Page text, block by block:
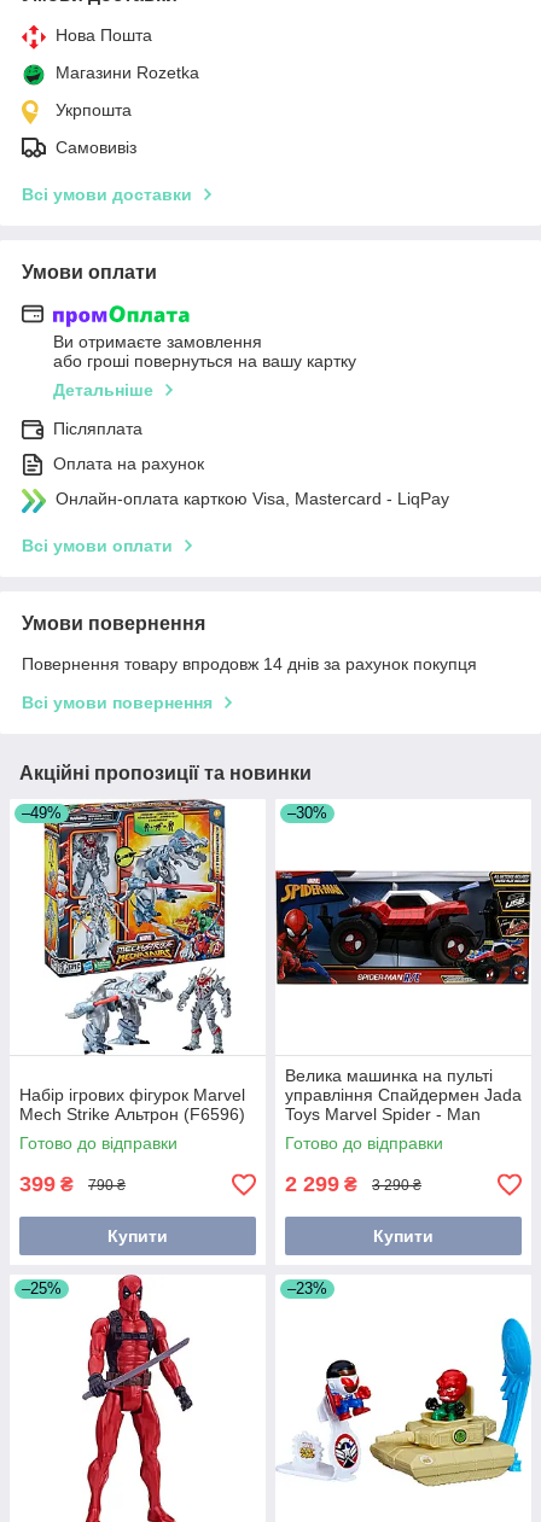
Нова Пошта
Магазини Rozetka
Укрпошта
Самовивіз
Всі умови доставки
Умови оплати
Ви отримаєте замовлення
або гроші повернуться на вашу картку
Детальніше
Післяплата
Оплата на рахунок
Онлайн-оплата карткою Visa, Mastercard - LiqPay
Всі умови оплати
Умови повернення
Повернення товару впродовж 14 днів за рахунок покупця
Всі умови повернення
Акційні пропозиції та новинки
–49%
Набір ігрових фігурок Marvel
Mech Strike Альтрон (F6596)
Готово до відправки
399 ₴ 790 ₴
Купити
–30%
Велика машинка на пульті
управління Спайдермен Jada
Toys Marvel Spider - Man
Buggy RC 1:14 30997
Готово до відправки
2 299 ₴ 3 290 ₴
Купити
–25% –23%